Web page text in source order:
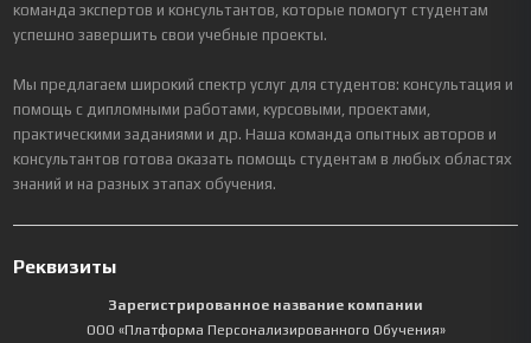
команда экспертов и консультантов, которые помогут студентам
успешно завершить свои учебные проекты.
Мы предлагаем широкий спектр услуг для студентов: консультация и
помощь с дипломными работами, курсовыми, проектами,
практическими заданиями и др. Наша команда опытных авторов и
консультантов готова оказать помощь студентам в любых областях
знаний и на разных этапах обучения.
Реквизиты
Зарегистрированное название компании
ООО «Платформа Персонализированного Обучения»